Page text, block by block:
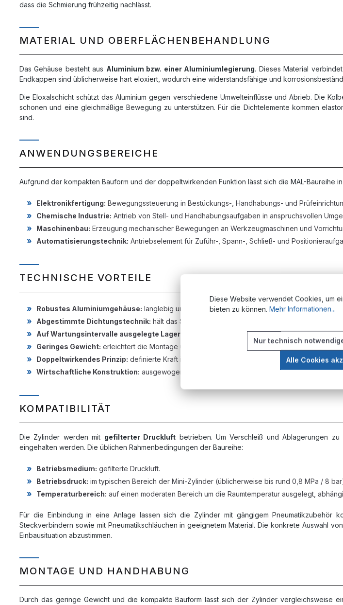
dass die Schmierung frühzeitig nachlässt.
MATERIAL UND OBERFLÄCHENBEHANDLUNG
Das Gehäuse besteht aus Aluminium bzw. einer Aluminiumlegierung. Dieses Material
Endkappen sind üblicherweise hart eloxiert, wodurch eine widerstandsfähige und
Die Eloxalschicht schützt das Aluminium gegen verschiedene Umwelteinflüsse und Abrieb. Die
schonen und eine gleichmäßige Bewegung zu unterstützen. Für die Dichtelemente kommen
sind.
ANWENDUNGSBEREICHE
Aufgrund der kompakten Bauform und der doppeltwirkenden Funktion lässt sich die MAL-Baureihe
Elektronikfertigung: Bewegungssteuerung in Bestückungs-, Handhabungs- und
Chemische Industrie: Antrieb von Stell- und Handhabungsaufgaben in anspruchsvollen
Maschinenbau: Erzeugung mechanischer Bewegungen an Werkzeugmaschinen und
Automatisierungstechnik: Antriebselement für Zuführ-, Spann-, Schließ- und
TECHNISCHE VORTEILE
Robustes Aluminiumgehäuse: langlebig und durch die eloxierte Oberfläche
Abgestimmte Dichtungstechnik: hält das Schmieröl im Inneren und erlaubt auch höhere
Auf Wartungsintervalle ausgelegte Lagerung:
reduziert den Wartungsaufwand im Betrieb.
Geringes Gewicht: erleichtert die Montage und verringert die Belastung angrenzender
Doppeltwirkendes Prinzip: definierte Kraft in beide Bewegungsrichtungen ohne
Wirtschaftliche Konstruktion: ausgewogenes Verhältnis von Leistung und Betriebskosten.
KOMPATIBILITÄT
Die Zylinder werden mit gefilterter Druckluft betrieben. Um Verschleiß und Ablagerungen
eingehalten werden. Die üblichen Rahmenbedingungen der Baureihe:
Betriebsmedium: gefilterte Druckluft.
Betriebsdruck: im typischen Bereich der Mini-Zylinder (üblicherweise bis rund 0,8 MPa / 8
Temperaturbereich: auf einen moderaten Bereich um die Raumtemperatur ausgelegt,
Für die Einbindung in eine Anlage lassen sich die Zylinder mit gängigem Pneumatikzubehör
Steckverbindern sowie mit Pneumatikschläuchen in geeignetem Material. Die konkrete Auswahl
Einbausituation abzustimmen.
MONTAGE UND HANDHABUNG
Durch das geringe Gewicht und die kompakte Bauform lässt sich der Zylinder vergleichsweise
Diese Website verwendet Cookies, um
bieten zu können. Mehr Informationen...
Nur technisch
Alle Cookies